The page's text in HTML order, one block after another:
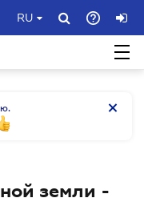
RU
земли -